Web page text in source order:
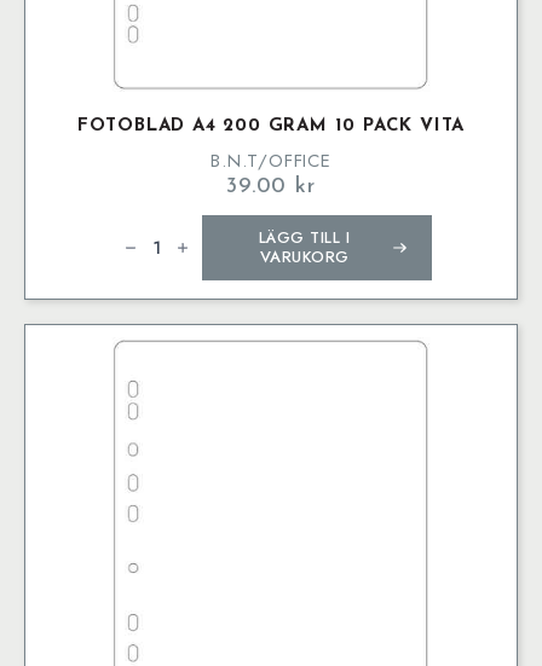
FOTOBLAD A4 200 GRAM 10 PACK VITA
B.N.T/OFFICE
39.00 kr
200
Pack
Vita
mängd
LÄGG TILL I
VARUKORG